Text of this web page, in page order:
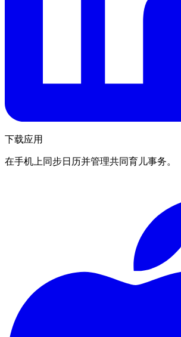
下载应用
在手机上同步日历并管理共同育儿事务。